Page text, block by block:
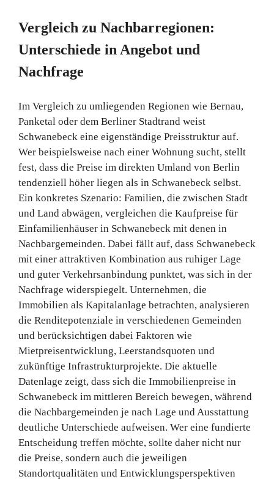
Vergleich zu Nachbarregionen:
Unterschiede in Angebot und
Nachfrage
Im Vergleich zu umliegenden Regionen wie Bernau,
Panketal oder dem Berliner Stadtrand weist
Schwanebeck eine eigenständige Preisstruktur auf.
Wer beispielsweise nach einer Wohnung sucht, stellt
fest, dass die Preise im direkten Umland von Berlin
tendenziell höher liegen als in Schwanebeck selbst.
Ein konkretes Szenario: Familien, die zwischen Stadt
und Land abwägen, vergleichen die Kaufpreise für
Einfamilienhäuser in Schwanebeck mit denen in
Nachbargemeinden. Dabei fällt auf, dass Schwanebeck
mit einer attraktiven Kombination aus ruhiger Lage
und guter Verkehrsanbindung punktet, was sich in der
Nachfrage widerspiegelt. Unternehmen, die
Immobilien als Kapitalanlage betrachten, analysieren
die Renditepotenziale in verschiedenen Gemeinden
und berücksichtigen dabei Faktoren wie
Mietpreisentwicklung, Leerstandsquoten und
zukünftige Infrastrukturprojekte. Die aktuelle
Datenlage zeigt, dass sich die Immobilienpreise in
Schwanebeck im mittleren Bereich bewegen, während
die Nachbargemeinden je nach Lage und Ausstattung
deutliche Unterschiede aufweisen. Wer eine fundierte
Entscheidung treffen möchte, sollte daher nicht nur
die Preise, sondern auch die jeweiligen
Standortqualitäten und Entwicklungsperspektiven